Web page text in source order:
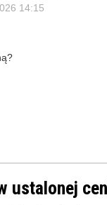
14:15
ustalonej